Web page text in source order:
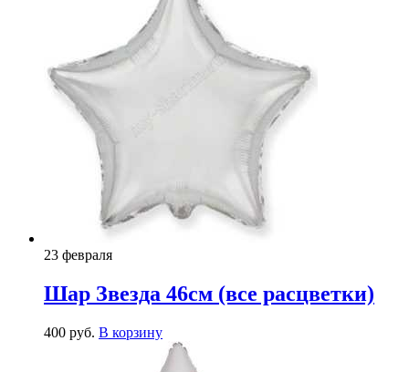
23 февраля
Шар Звезда 46см (все расцветки)
400 руб. В корзину